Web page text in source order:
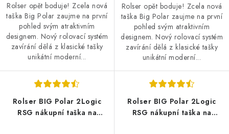
Rolser opět boduje! Zcela nová
taška Big Polar zaujme na první
pohled svým atraktivním
designem. Nový rolovací systém
zavírání dělá z klasické tašky
unikátní moderní...
Rolser opět boduje! Zcela nová
taška Big Polar zaujme na první
pohled svým atraktivním
designem. Nový rolovací systém
zavírání dělá z klasické tašky
unikátní moderní...
Rolser BIG Polar 2Logic
RSG nákupní taška na
Rolser BIG Polar 2Logic
RSG nákupní taška na